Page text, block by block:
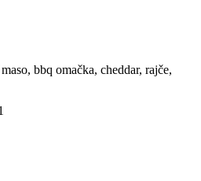
bbq omačka, cheddar, rajče,